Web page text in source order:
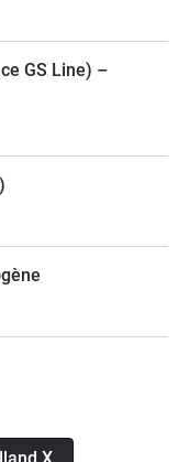
GS Line) –